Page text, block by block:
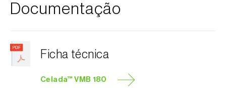
Documentação
Ficha técnica
Celada™ VMB 180